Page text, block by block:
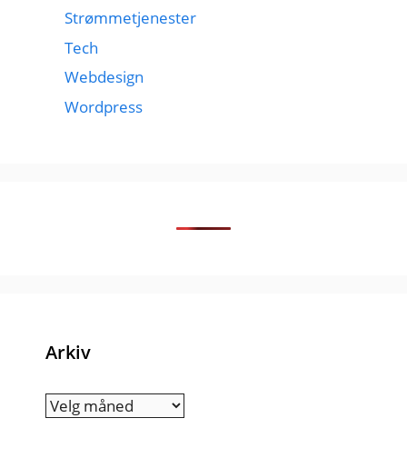
Strømmetjenester
Tech
Webdesign
Wordpress
Arkiv
Arkiv